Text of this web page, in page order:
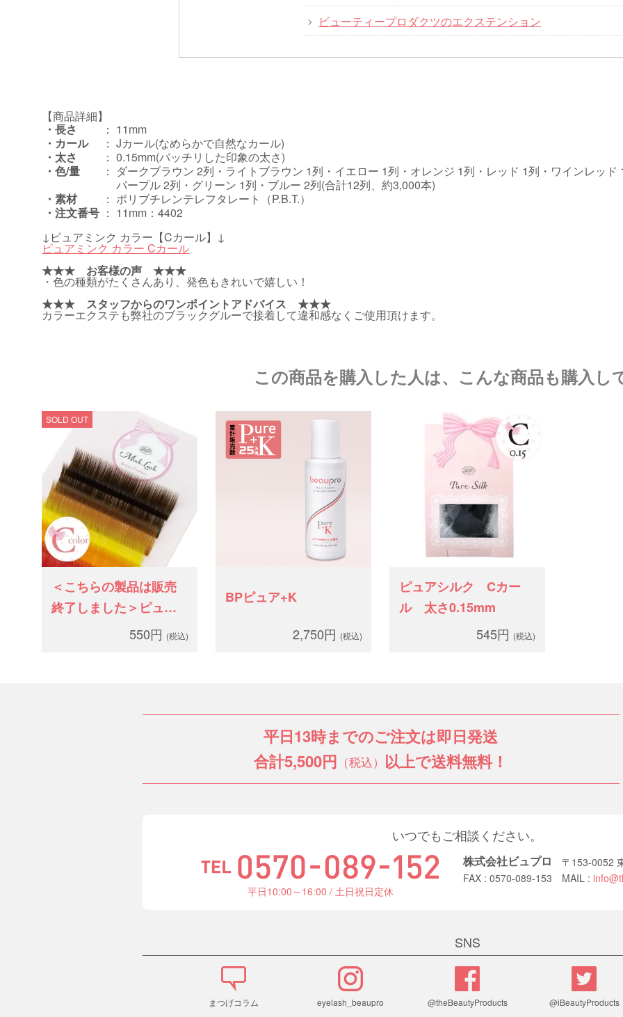
ビューティープロダクツのエクステンション
【商品詳細】
・長さ
： 11mm
・カール
： Jカール(なめらかで自然なカール)
・太さ
： 0.15mm(パッチリした印象の太さ)
・色/量
： ダークブラウン 2列・ライトブラウン 1列・イエロー 1列・オレンジ 1列・レッド 1列・ワインレッド
パープル 2列・グリーン 1列・ブルー 2列(合計12列、約3,000本)
・素材
： ポリブチレンテレフタレート（P.B.T.）
・注文番号 ： 11mm：4402
↓ピュアミンク カラー【Cカール】↓
ピュアミンク カラー Cカール
★★★ お客様の声 ★★★
・色の種類がたくさんあり、発色もきれいで嬉しい！
★★★ スタッフからのワンポイントアドバイス ★★★
カラーエクステも弊社のブラックグルーで接着して違和感なくご使用頂けます。
この商品を購入した人は、こんな商品も購入し
＜こちらの製品は販売
終了しました＞ピュア
ミンク カラー Ｃカ
550円 (税込)
SOLD OUT
BPピュア+K
2,750円 (税込)
ピュアシルク Cカー
ル 太さ0.15mm
545円 (税込)
平日13時までのご注文は即日発送
合計5,500円 （税込） 以上で送料無料！
いつでもご相談ください。
平日10:00～16:00 / 土日祝日定休
株式会社ビュプロ
〒153-0052
FAX : 0570-089-153
MAIL :
SNS
まつげコラム eyelash_beaupro @theBeautyProducts @iBeautyProducts